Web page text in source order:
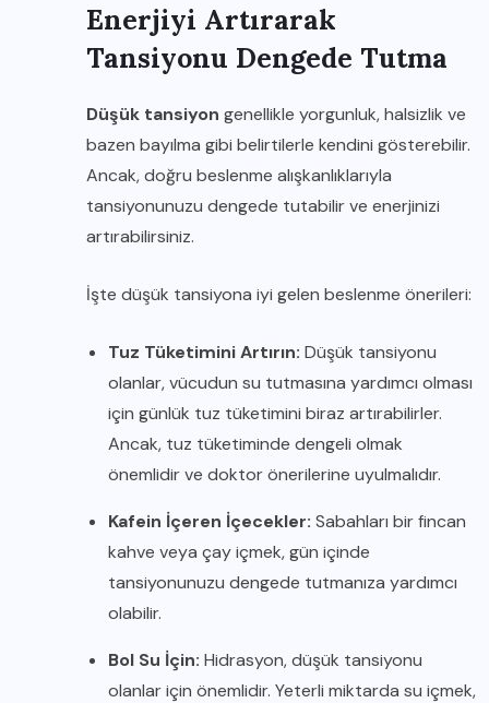
Enerjiyi Artırarak
Tansiyonu Dengede Tutma
Düşük tansiyon genellikle yorgunluk, halsizlik ve
bazen bayılma gibi belirtilerle kendini gösterebilir.
Ancak, doğru beslenme alışkanlıklarıyla
tansiyonunuzu dengede tutabilir ve enerjinizi
artırabilirsiniz.
İşte düşük tansiyona iyi gelen beslenme önerileri:
Tuz Tüketimini Artırın: Düşük tansiyonu
olanlar, vücudun su tutmasına yardımcı olması
için günlük tuz tüketimini biraz artırabilirler.
Ancak, tuz tüketiminde dengeli olmak
önemlidir ve doktor önerilerine uyulmalıdır.
Kafein İçeren İçecekler: Sabahları bir fincan
kahve veya çay içmek, gün içinde
tansiyonunuzu dengede tutmanıza yardımcı
olabilir.
Bol Su İçin: Hidrasyon, düşük tansiyonu
olanlar için önemlidir. Yeterli miktarda su içmek,